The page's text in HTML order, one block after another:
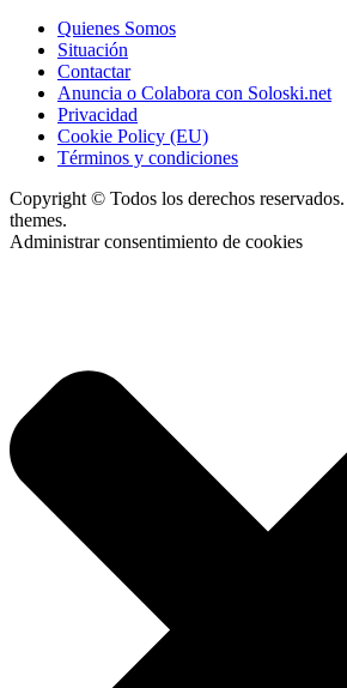
Quienes Somos
Situación
Contactar
Anuncia o Colabora con Soloski.net
Privacidad
Cookie Policy (EU)
Términos y condiciones
Copyright © Todos los derechos reservados.
themes.
Administrar consentimiento de cookies